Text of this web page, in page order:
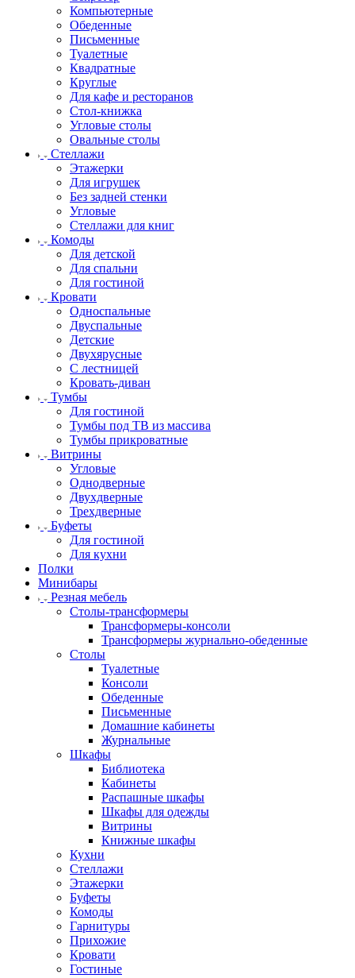
Компьютерные
Обеденные
Письменные
Туалетные
Квадратные
Круглые
Для кафе и ресторанов
Стол-книжка
Угловые столы
Овальные столы
Стеллажи
Этажерки
Для игрушек
Без задней стенки
Угловые
Стеллажи для книг
Комоды
Для детской
Для спальни
Для гостиной
Кровати
Односпальные
Двуспальные
Детские
Двухярусные
С лестницей
Кровать-диван
Тумбы
Для гостиной
Тумбы под ТВ из массива
Тумбы прикроватные
Витрины
Угловые
Однодверные
Двухдверные
Трехдверные
Буфеты
Для гостиной
Для кухни
Полки
Минибары
Резная мебель
Столы-трансформеры
Трансформеры-консоли
Трансформеры журнально-обеденные
Столы
Туалетные
Консоли
Обеденные
Письменные
Домашние кабинеты
Журнальные
Шкафы
Библиотека
Кабинеты
Распашные шкафы
Шкафы для одежды
Витрины
Книжные шкафы
Кухни
Стеллажи
Этажерки
Буфеты
Комоды
Гарнитуры
Прихожие
Кровати
Гостиные